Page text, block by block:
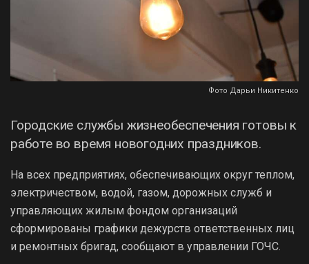
Фото Дарьи Никитенко
Городские службы жизнеобеспечения готовы к
работе во время новогодних праздников.
На всех предприятиях, обеспечивающих округ теплом,
электричеством, водой, газом, дорожных служб и
управляющих жилым фондом организаций
сформированы графики дежурств ответственных лиц
и ремонтных бригад, сообщают в управлении ГОЧС.